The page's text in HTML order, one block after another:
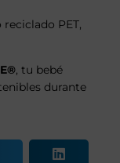
PET,
, tu bebé
durante